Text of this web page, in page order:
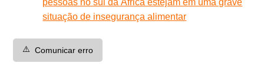
situação de insegurança alimentar
⚠️ Comunicar erro